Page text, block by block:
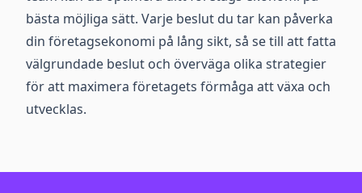
bästa möjliga sätt. Varje beslut du tar kan påverka
din företagsekonomi på lång sikt, så se till att fatta
välgrundade beslut och överväga olika strategier
för att maximera företagets förmåga att växa och
utvecklas.